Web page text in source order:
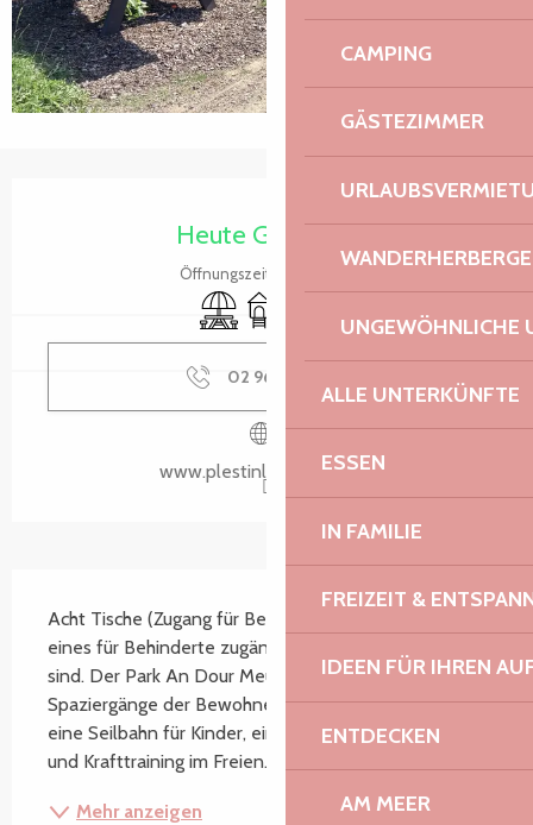
CAMPING
GÄSTEZIMMER
UNGEWÖHNLICHE
ALLE UNTERKÜNFTE
ESSEN
IN FAMILIE
FREIZEIT &
IDEEN FÜR IHREN
ENTDECKEN
AM MEER
Öffnungszeiten & Kontaktdaten
Heute Geöffnet
Öffnungszeiten ansehen
PicknickplatzSpiele für Kinder / Spielplatz
02 96 35 62
www.plestinlesgreves.bzh
Acht Tische (Zugang für Behinderte), die entlang
eines für Behinderte zugänglichen Weges verteilt
sind. Der Park An Dour Meur ist ein beliebter Ort für
Spaziergänge der Bewohner Platinas. Vor Ort gibt es
eine Seilbahn für Kinder, einen Gesundheitsparcours
und Krafttraining im Freien. Parkplatz des...
Mehr anzeigen